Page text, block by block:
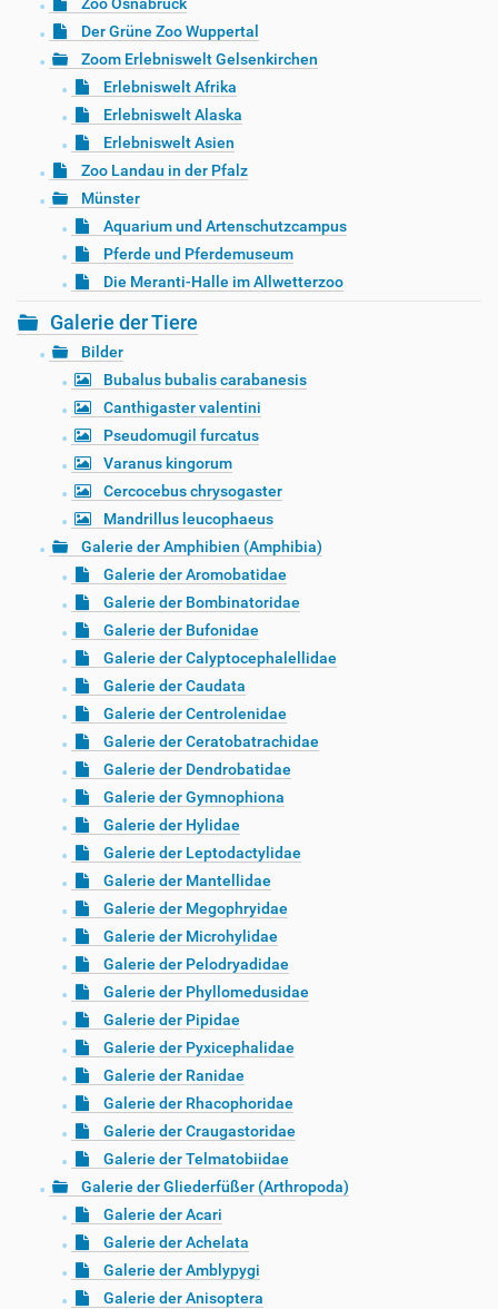
Zoo Osnabrück
Der Grüne Zoo Wuppertal
Zoom Erlebniswelt Gelsenkirchen
Erlebniswelt Afrika
Erlebniswelt Alaska
Erlebniswelt Asien
Zoo Landau in der Pfalz
Münster
Aquarium und Artenschutzcampus
Pferde und Pferdemuseum
Die Meranti-Halle im Allwetterzoo
Galerie der Tiere
Bilder
Bubalus bubalis carabanesis
Canthigaster valentini
Pseudomugil furcatus
Varanus kingorum
Cercocebus chrysogaster
Mandrillus leucophaeus
Galerie der Amphibien (Amphibia)
Galerie der Aromobatidae
Galerie der Bombinatoridae
Galerie der Bufonidae
Galerie der Calyptocephalellidae
Galerie der Caudata
Galerie der Centrolenidae
Galerie der Ceratobatrachidae
Galerie der Dendrobatidae
Galerie der Gymnophiona
Galerie der Hylidae
Galerie der Leptodactylidae
Galerie der Mantellidae
Galerie der Megophryidae
Galerie der Microhylidae
Galerie der Pelodryadidae
Galerie der Phyllomedusidae
Galerie der Pipidae
Galerie der Pyxicephalidae
Galerie der Ranidae
Galerie der Rhacophoridae
Galerie der Craugastoridae
Galerie der Telmatobiidae
Galerie der Gliederfüßer (Arthropoda)
Galerie der Acari
Galerie der Achelata
Galerie der Amblypygi
Galerie der Anisoptera